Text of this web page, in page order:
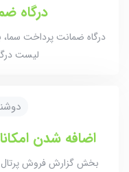
درگاه
درگاه ضمانت پرداخت سما،
لیست
دوشنبه -
اضافه شدن
بخش گزارش فروش